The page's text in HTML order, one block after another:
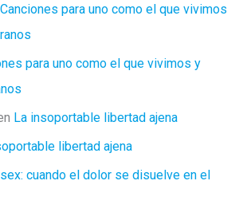
Canciones para uno como el que vivimos
para uno como el que vivimos y
La insoportable libertad ajena
libertad ajena
cuando el dolor se disuelve en el